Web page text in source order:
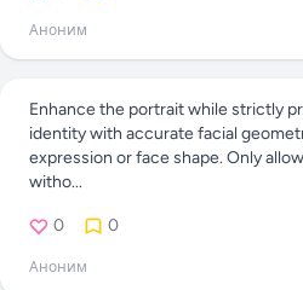
Аноним
Enhance the portrait while strictly
identity with accurate facial
expression or face shape. Only
witho...
0 0
Аноним